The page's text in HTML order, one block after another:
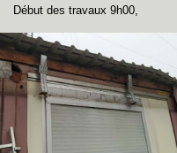
Début des travaux 9h00,